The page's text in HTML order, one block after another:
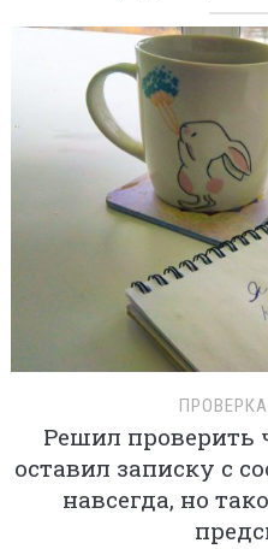
Решил проверить
оставил записку с
навсегда, но